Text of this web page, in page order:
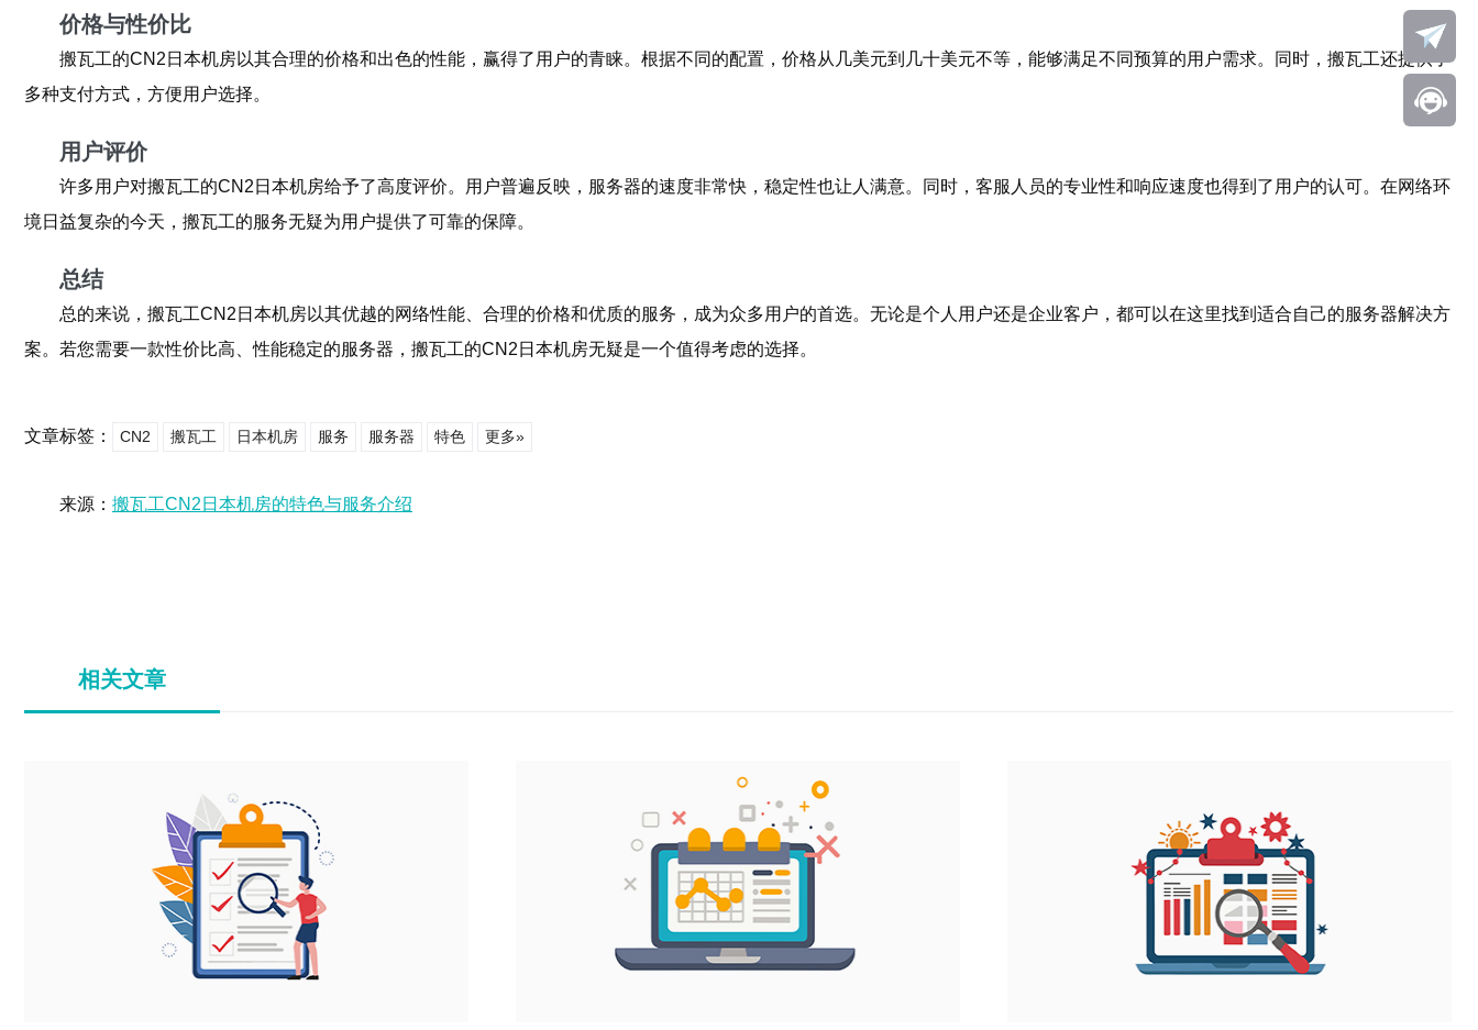
价格与性价比
搬瓦工的CN2日本机房以其合理的价格和出色的性能，赢得了用户的青睐。根据不同的配置，价格从几美元到几十美元不等，能够满足不同预算的用户需求。同时，搬瓦工还提供了
多种支付方式，方便用户选择。
用户评价
许多用户对搬瓦工的CN2日本机房给予了高度评价。用户普遍反映，服务器的速度非常快，稳定性也让人满意。同时，客服人员的专业性和响应速度也得到了用户的认可。在网络环
境日益复杂的今天，搬瓦工的服务无疑为用户提供了可靠的保障。
总结
总的来说，搬瓦工CN2日本机房以其优越的网络性能、合理的价格和优质的服务，成为众多用户的首选。无论是个人用户还是企业客户，都可以在这里找到适合自己的服务器解决方
案。若您需要一款性价比高、性能稳定的服务器，搬瓦工的CN2日本机房无疑是一个值得考虑的选择。
文章标签： CN2 搬瓦工 日本机房 服务 服务器 特色 更多»
来源： 搬瓦工CN2日本机房的特色与服务介绍
相关文章